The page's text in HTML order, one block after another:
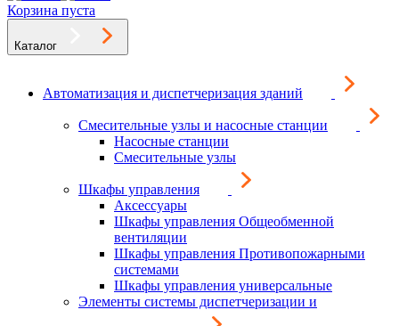
Корзина пуста
Каталог
Автоматизация и диспетчеризация зданий
Смесительные узлы и насосные станции
Насосные станции
Смесительные узлы
Шкафы управления
Аксессуары
Шкафы управления Общеобменной
вентиляции
Шкафы управления Противопожарными
системами
Шкафы управления универсальные
Элементы системы диспетчеризации и